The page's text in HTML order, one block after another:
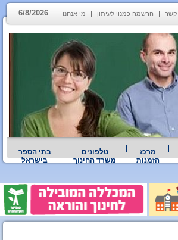
קשר הרשמה כמנוי לעיתון מי אנחנו 6/8/2026
מרכז
הזמנות
טלפונים
משרד החינוך
בתי הספר
בישראל